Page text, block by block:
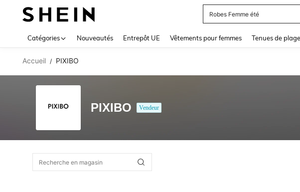
Robes Femme été
Catégories Nouveautés Entrepôt UE Vêtements pour femmes Tenues de plage
Accueil / PIXIBO
PIXIBO Vendeur